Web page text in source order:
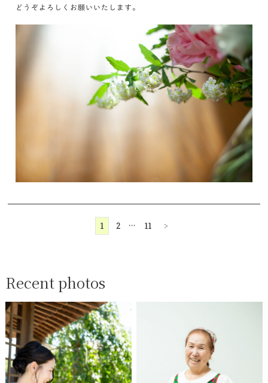
どうぞよろしくお願いいたします。
1 2 … 11 >
Recent photos